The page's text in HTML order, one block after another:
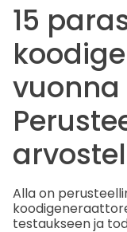
15
vuonna
Alla on
testaukseen ja